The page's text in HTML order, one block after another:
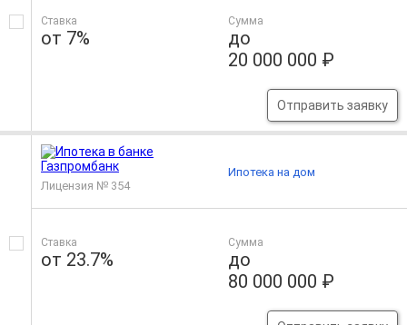
Ставка
от 7%
Сумма
до
20 000 000 ₽
Отправить заявку
Лицензия № 354
Ставка
от 23.7%
Сумма
до
80 000 000 ₽
Ипотека на дом